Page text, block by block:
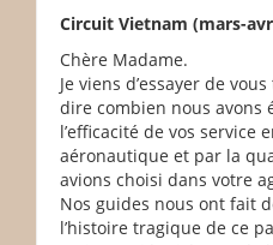
Circuit Vietnam (mars-
Chère Madame.
Je viens d’essayer de
dire combien nous avons
l’efficacité de vos service
aéronautique et par la
avions choisi dans votre
Nos guides nous ont fait
l’histoire tragique de ce